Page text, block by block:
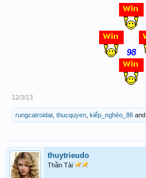
98
12/3/13
rungcatroidat thucquyen kiếp_nghèo_86 and
thuytrieudo
Thần Tài